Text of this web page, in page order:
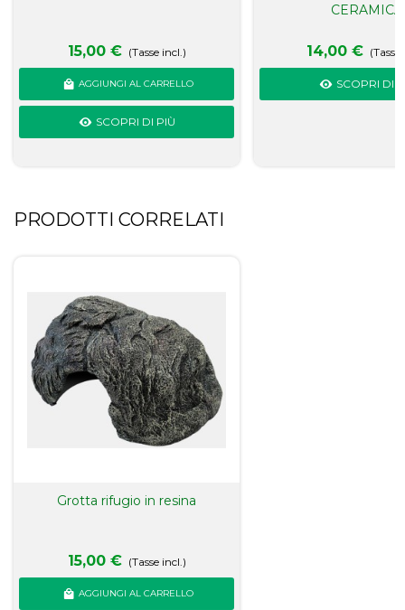
15,00 € (Tasse incl.)
AGGIUNGI AL CARRELLO
SCOPRI DI PIÙ
CERAMICA
14,00 €
SCOPRI DI
PRODOTTI CORRELATI
Grotta rifugio in resina
15,00 € (Tasse incl.)
AGGIUNGI AL CARRELLO